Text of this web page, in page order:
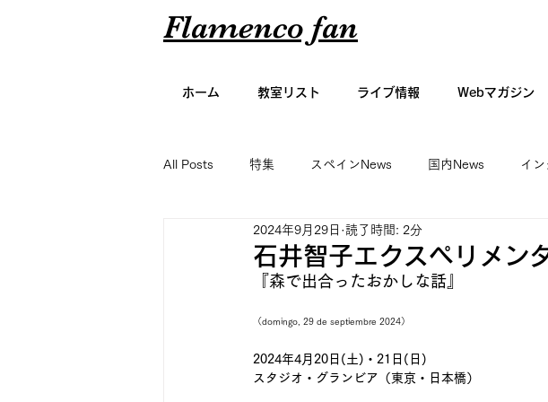
Flamenco fan
ホーム 教室リスト ライブ情報 Webマガジン
All Posts 特集 スペインNews 国内News イ
アーティスト名鑑 エッセイ
石井智子エクスペリメン
2024年9月29日 読了時間: 2分
『森で出合ったおかしな話』
（domingo, 29 de septiembre 2024）
2024年4月20日(土)・21日(日)
スタジオ・グランビア（東京・日本橋）